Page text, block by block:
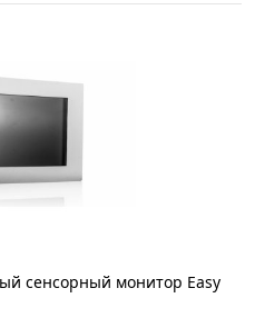
сенсорный монитор Easy